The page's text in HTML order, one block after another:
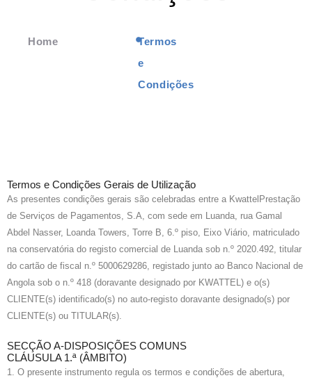
Home
Termos
e
Condições
Termos e Condições Gerais de Utilização
As presentes condições gerais são celebradas entre a KwattelPrestação
de Serviços de Pagamentos, S.A, com sede em Luanda, rua Gamal
Abdel Nasser, Loanda Towers, Torre B, 6.º piso, Eixo Viário, matriculado
na conservatória do registo comercial de Luanda sob n.º 2020.492, titular
do cartão de fiscal n.º 5000629286, registado junto ao Banco Nacional de
Angola sob o n.º 418 (doravante designado por KWATTEL) e o(s)
CLIENTE(s) identificado(s) no auto-registo doravante designado(s) por
CLIENTE(s) ou TITULAR(s).
SECÇÃO A-DISPOSIÇÕES COMUNS
CLÁUSULA 1.ª (ÂMBITO)
1. O presente instrumento regula os termos e condições de abertura,